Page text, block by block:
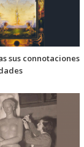
sus connotaciones